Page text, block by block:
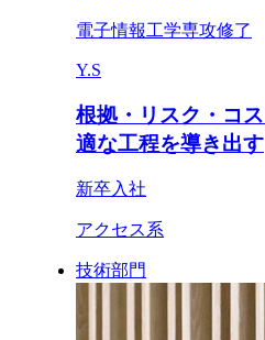
電子情報工学専攻修了
Y.S
根拠・リスク・コ
適な工程を導き出す
新卒入社
アクセス系
技術部門